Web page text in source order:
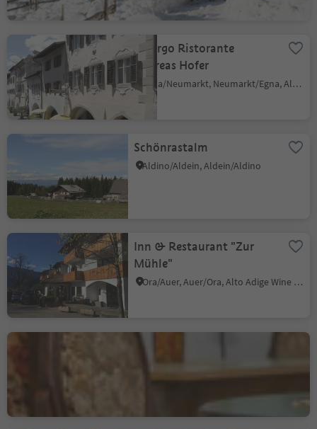
Albergo Ristorante
Andreas Hofer
Egna/Neumarkt, Neumarkt/Egna, Alto Adige Wine Road
Schönrastalm
Aldino/Aldein, Aldein/Aldino
Inn & Restaurant "Zur
Mühle"
Ora/Auer, Auer/Ora, Alto Adige Wine Road
Bar Vaja